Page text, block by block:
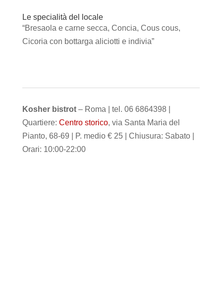
Le specialità del locale
“Bresaola e carne secca, Concia, Cous cous,
Cicoria con bottarga aliciotti e indivia”
Kosher bistrot– Roma | tel. 06 6864398 |
Quartiere: Centro storico, via Santa Maria del
Pianto, 68-69 | P. medio € 25 | Chiusura: Sabato |
Orari: 10:00-22:00